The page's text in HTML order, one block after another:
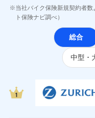
ジェイアイ傷害火
(https://
ソニー損害保険株
(https://
損害保険ジャパン
japan.co.jp/)
ＳＯＭＰＯダイレ
チューリッヒ保険会
当社バイク保険新規契約者
ト保険ナビ調べ）
総合
中型・